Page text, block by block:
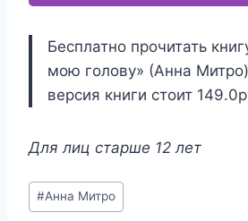
Бесплатно прочитать
мою голову» (Анна
версия книги стоит
Для лиц старше 12 лет
Метки
записи:
#Анна Митро